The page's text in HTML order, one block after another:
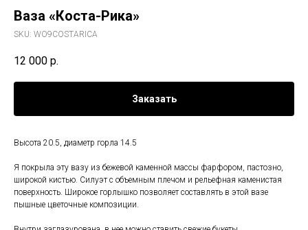
Ваза «Коста-Рика»
SKU: WO9COSTARICA
12 000 р.
Заказать
Высота 20.5, диаметр горла 14.5
Я покрыла эту вазу из бежевой каменной массы фарфором, пастозно,
широкой кистью. Силуэт с объемным плечом и рельефная каменистая
поверхность. Широкое горлышко позволяет составлять в этой вазе
пышные цветочные композиции.